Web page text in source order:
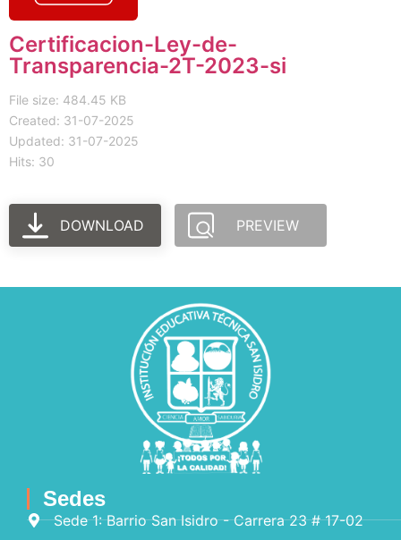
Certificacion-Ley-de-
Transparencia-2T-2023-si
File size: 484.45 KB
Created: 31-07-2025
Updated: 31-07-2025
Hits: 30
DOWNLOAD PREVIEW
Sedes
Sede 1: Barrio San Isidro - Carrera 23 # 17-02